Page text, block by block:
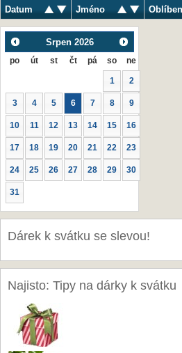
Datum Jméno
Srpen 2026
po út st čt pá so ne
1 2
3 4 5 6 7 8 9
10 11 12 13 14 15 16
17 18 19 20 21 22 23
24 25 26 27 28 29 30
31
Dárek k svátku se slevou!
Najisto: Tipy na dárky k svátku